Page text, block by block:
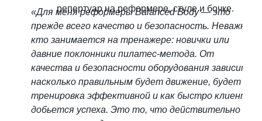
репертуар на реформере, стуле и бочке.
«Для меня реформеры Balanced Body — это
прежде всего качество и безопасность. Неважно,
кто занимается на тренажере: новички или
давние поклонники пилатес-метода. От
качества и безопасности оборудования зависит,
насколько правильным будет движение, будет ли
тренировка эффективной и как быстро клиент
добьется успеха. Это то, что действительно